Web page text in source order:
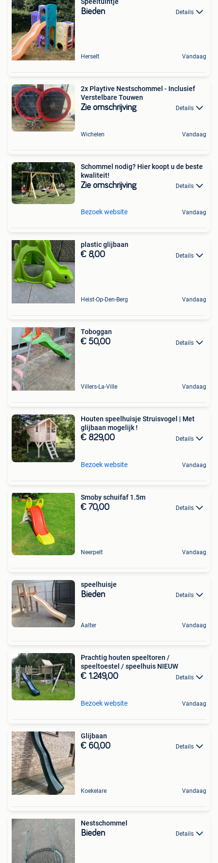
Bieden Details
Herselt Vandaag
2x Playtive Nestschommel - Inclusief
Verstelbare Touwen
Zie omschrijving Details
Wichelen Vandaag
Schommel nodig? Hier koopt u de beste
kwaliteit!
Zie omschrijving Details
Bezoek website Vandaag
plastic glijbaan
€ 8,00 Details
Heist-Op-Den-Berg Vandaag
Toboggan
€ 50,00 Details
Villers-La-Ville Vandaag
Houten speelhuisje Struisvogel | Met
glijbaan mogelijk !
€ 829,00 Details
Bezoek website Vandaag
Smoby schuifaf 1.5m
€ 70,00 Details
Neerpelt Vandaag
speelhuisje
Bieden Details
Aalter Vandaag
Prachtig houten speeltoren /
speeltoestel / speelhuis NIEUW
€ 1.249,00 Details
Bezoek website Vandaag
Glijbaan
€ 60,00 Details
Koekelare Vandaag
Nestschommel
Bieden Details